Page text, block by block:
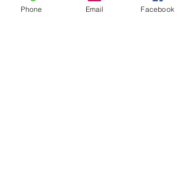
Phone Email Facebook